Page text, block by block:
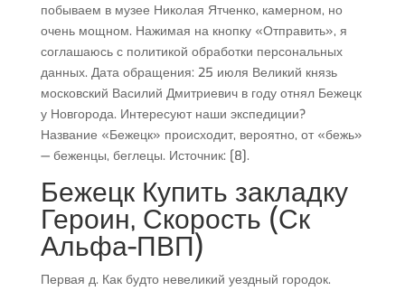
побываем в музее Николая Ятченко, камерном, но
очень мощном. Нажимая на кнопку «Отправить», я
соглашаюсь с политикой обработки персональных
данных. Дата обращения: 25 июля Великий князь
московский Василий Дмитриевич в году отнял Бежецк
у Новгорода. Интересуют наши экспедиции?
Название «Бежецк» происходит, вероятно, от «бежь»
— беженцы, беглецы. Источник: [8].
Бежецк Купить закладку
Героин, Скорость (Ск
Альфа-ПВП)
Первая д. Как будто невеликий уездный городок.